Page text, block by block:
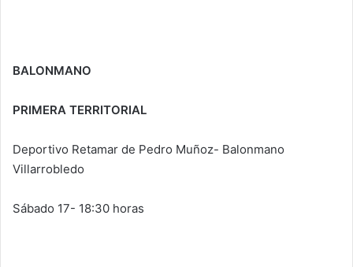
BALONMANO
PRIMERA TERRITORIAL
Deportivo Retamar de Pedro Muñoz- Balonmano
Villarrobledo
Sábado 17- 18:30 horas